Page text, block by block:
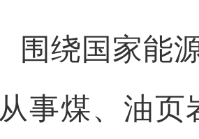
围绕国家能
从事煤、油页